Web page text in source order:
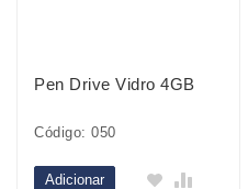
Pen Drive Vidro 4GB
Código: 050
Adicionar